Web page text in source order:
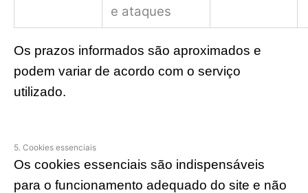
e ataques
Os prazos informados são aproximados e
podem variar de acordo com o serviço
utilizado.
5. Cookies essenciais
Os cookies essenciais são indispensáveis
para o funcionamento adequado do site e não